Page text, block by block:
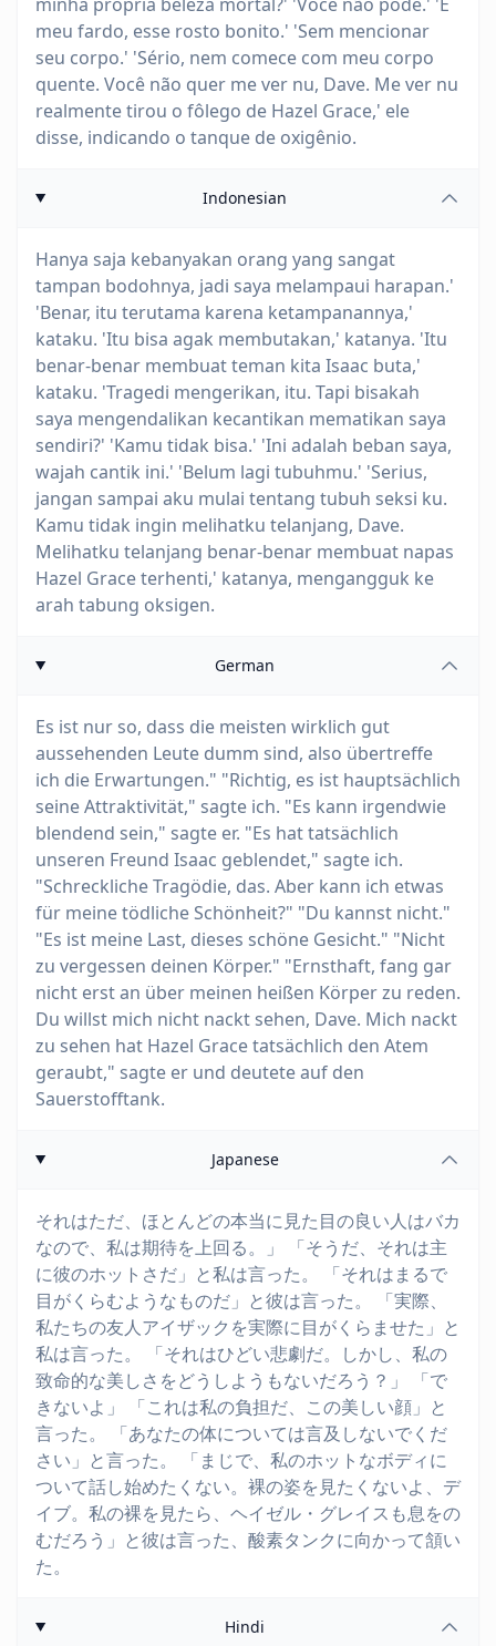
meu fardo, esse rosto bonito.' 'Sem mencionar
seu corpo.' 'Sério, nem comece com meu corpo
quente. Você não quer me ver nu, Dave. Me ver nu
realmente tirou o fôlego de Hazel Grace,' ele
disse, indicando o tanque de oxigênio.
Indonesian
Hanya saja kebanyakan orang yang sangat
tampan bodohnya, jadi saya melampaui harapan.'
'Benar, itu terutama karena ketampanannya,'
kataku. 'Itu bisa agak membutakan,' katanya. 'Itu
benar-benar membuat teman kita Isaac buta,'
kataku. 'Tragedi mengerikan, itu. Tapi bisakah
saya mengendalikan kecantikan mematikan saya
sendiri?' 'Kamu tidak bisa.' 'Ini adalah beban saya,
wajah cantik ini.' 'Belum lagi tubuhmu.' 'Serius,
jangan sampai aku mulai tentang tubuh seksi ku.
Kamu tidak ingin melihatku telanjang, Dave.
Melihatku telanjang benar-benar membuat napas
Hazel Grace terhenti,' katanya, mengangguk ke
arah tabung oksigen.
German
Es ist nur so, dass die meisten wirklich gut
aussehenden Leute dumm sind, also übertreffe
ich die Erwartungen." "Richtig, es ist hauptsächlich
seine Attraktivität," sagte ich. "Es kann irgendwie
blendend sein," sagte er. "Es hat tatsächlich
unseren Freund Isaac geblendet," sagte ich.
"Schreckliche Tragödie, das. Aber kann ich etwas
für meine tödliche Schönheit?" "Du kannst nicht."
"Es ist meine Last, dieses schöne Gesicht." "Nicht
zu vergessen deinen Körper." "Ernsthaft, fang gar
nicht erst an über meinen heißen Körper zu reden.
Du willst mich nicht nackt sehen, Dave. Mich nackt
zu sehen hat Hazel Grace tatsächlich den Atem
geraubt," sagte er und deutete auf den
Sauerstofftank.
Japanese
それはただ、ほとんどの本当に見た目の良い人はバカ
なので、私は期待を上回る。」 「そうだ、それは主
に彼のホットさだ」と私は言った。 「それはまるで
目がくらむようなものだ」と彼は言った。 「実際、
私たちの友人アイザックを実際に目がくらませた」と
私は言った。 「それはひどい悲劇だ。しかし、私の
致命的な美しさをどうしようもないだろう？」 「で
きないよ」 「これは私の負担だ、この美しい顔」と
言った。 「あなたの体については言及しないでくだ
さい」と言った。 「まじで、私のホットなボディに
ついて話し始めたくない。裸の姿を見たくないよ、デ
イブ。私の裸を見たら、ヘイゼル・グレイスも息をの
むだろう」と彼は言った、酸素タンクに向かって頷い
た。
Hindi